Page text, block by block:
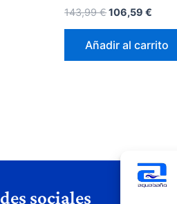
143,99€106,59€
Añadir al carrito
sociales